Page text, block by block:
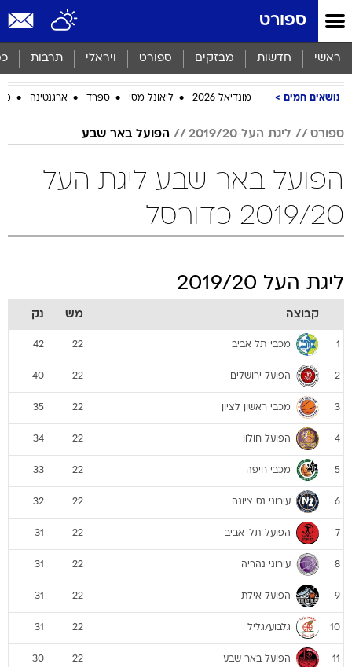
ספורט
ראשי חדשות מבזקים ספורט ויראלי תרבות
נושאים חמים מונדיאל 2026 ליאונל מסי ספרד ארגנטינה
ספורט ליגת העל 2019/20 הפועל באר שבע
הפועל באר שבע ליגת העל
2019/20 כדורסל
ליגת העל 2019/20
קבוצה מש נק
1 מכבי תל אביב 22
42
2 הפועל ירושלים 22
40
3 מכבי ראשון לציון 22
35
4 הפועל חולון 22
34
5 מכבי חיפה 22
33
6 עירוני נס ציונה 22
32
7 הפועל תל-אביב 22
31
8 עירוני נהריה 22
31
9 הפועל אילת 22
31
10 גלבוע/גליל 22
31
11 הפועל באר שבע 22
30